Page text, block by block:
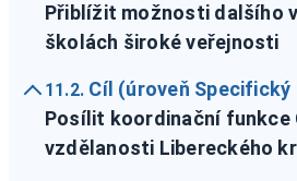
Přiblížit možnosti dalšího
školách široké veřejnosti
11.2. Cíl (úroveň Specifický
Posílit koordinační funkce
vzdělanosti Libereckého